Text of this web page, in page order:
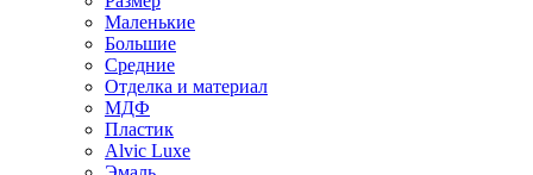
Маленькие
Большие
Средние
Отделка и материал
МДФ
Пластик
Alvic Luxe